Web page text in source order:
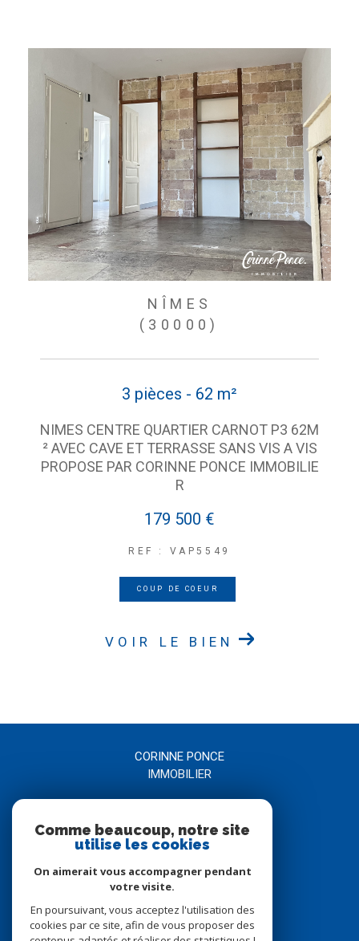
NÎMES
(30000)
3 pièces - 62 m²
NIMES CENTRE QUARTIER CARNOT P3 62M
² AVEC CAVE ET TERRASSE SANS VIS A VIS
PROPOSE PAR CORINNE PONCE IMMOBILIE
R
179 500 €
REF : VAP5549
COUP DE COEUR
VOIR LE BIEN
CORINNE PONCE
IMMOBILIER
agence@corinneponce.com
7, Avenue Jean Jaurès
Nous suivre sur
Comme beaucoup, notre site
utilise les cookies
On aimerait vous accompagner pendant
votre visite.
En poursuivant, vous acceptez l'utilisation des
cookies par ce site, afin de vous proposer des